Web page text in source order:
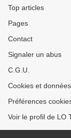
Top articles
Pages
Contact
Signaler un abus
C.G.U.
Cookies et
Préférences
Voir le profil de LO